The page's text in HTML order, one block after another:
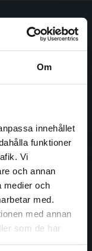
Om
innehållet
funktioner
Vi
och annan
medier och
med.
med annan
som de har
kurslitteratur,